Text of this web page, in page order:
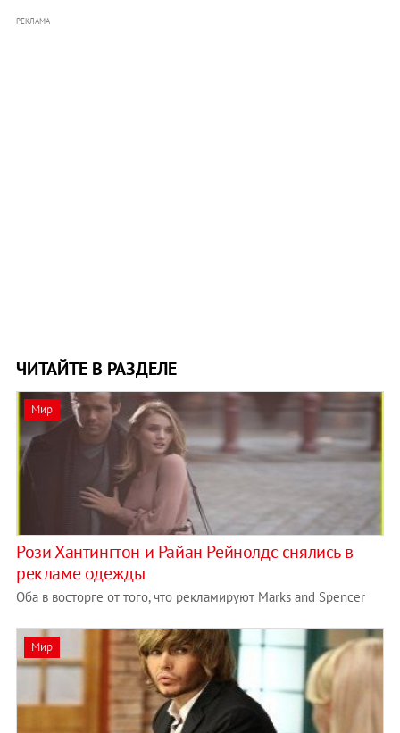
РЕКЛАМА
ЧИТАЙТЕ В РАЗДЕЛЕ
Мир
Рози Хантингтон и Райан Рейнолдс снялись в
рекламе одежды
Оба в восторге от того, что рекламируют Marks and Spencer
Мир